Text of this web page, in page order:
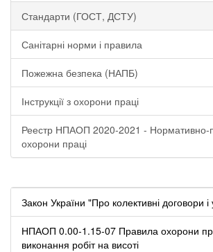
Стандарти (ГОСТ, ДСТУ)
Санітарні норми і правила
Пожежна безпека (НАПБ)
Інструкції з охорони праці
Реестр НПАОП 2020-2021 - Нормативно-
охорони праці
Закон України "Про колективні договори і
НПАОП 0.00-1.15-07 Правила охорони
виконання робіт на висоті